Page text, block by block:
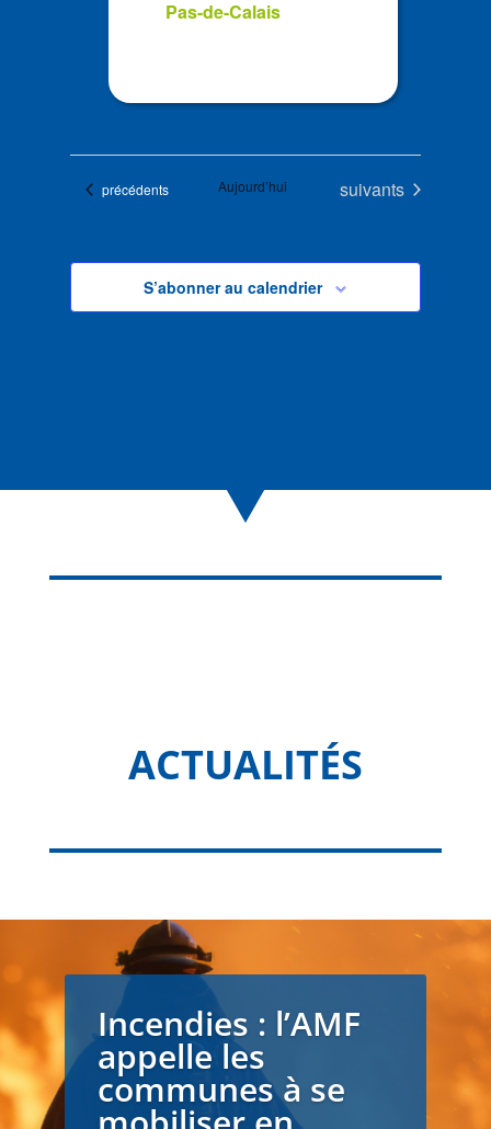
Pas-de-Calais
Évènements
précédents Aujourd’hui Évènements
suivants
S’abonner au calendrier
ACTUALITÉS
Incendies : l’AMF
appelle les
communes à se